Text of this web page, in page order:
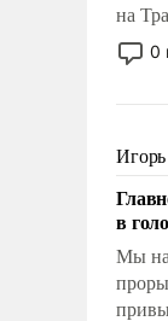
на
с
0
в
Мы